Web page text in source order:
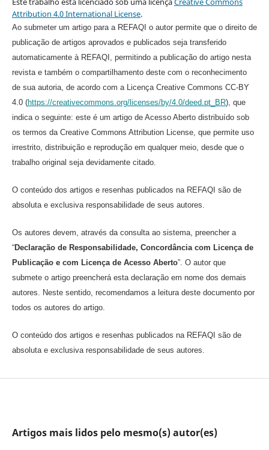
Attribution 4.0 International License.
Ao submeter um artigo para a REFAQI o autor permite que o direito de
publicação de artigos aprovados e publicados seja transferido
automaticamente à REFAQI, permitindo a publicação do artigo nesta
revista e também o compartilhamento deste com o reconhecimento
de sua autoria, de acordo com a Licença Creative Commons CC-BY
4.0 (https://creativecommons.org/licenses/by/4.0/deed.pt_BR), que
indica o seguinte: este é um artigo de Acesso Aberto distribuído sob
os termos da Creative Commons Attribution License, que permite uso
irrestrito, distribuição e reprodução em qualquer meio, desde que o
trabalho original seja devidamente citado.
O conteúdo dos artigos e resenhas publicados na REFAQI são de
absoluta e exclusiva responsabilidade de seus autores.
Os autores devem, através da consulta ao sistema, preencher a
“Declaração de Responsabilidade, Concordância com Licença de
Publicação e com Licença de Acesso Aberto”. O autor que
submete o artigo preencherá esta declaração em nome dos demais
autores. Neste sentido, recomendamos a leitura deste documento por
todos os autores do artigo.
O conteúdo dos artigos e resenhas publicados na REFAQI são de
absoluta e exclusiva responsabilidade de seus autores.
Artigos mais lidos pelo mesmo(s) autor(es)